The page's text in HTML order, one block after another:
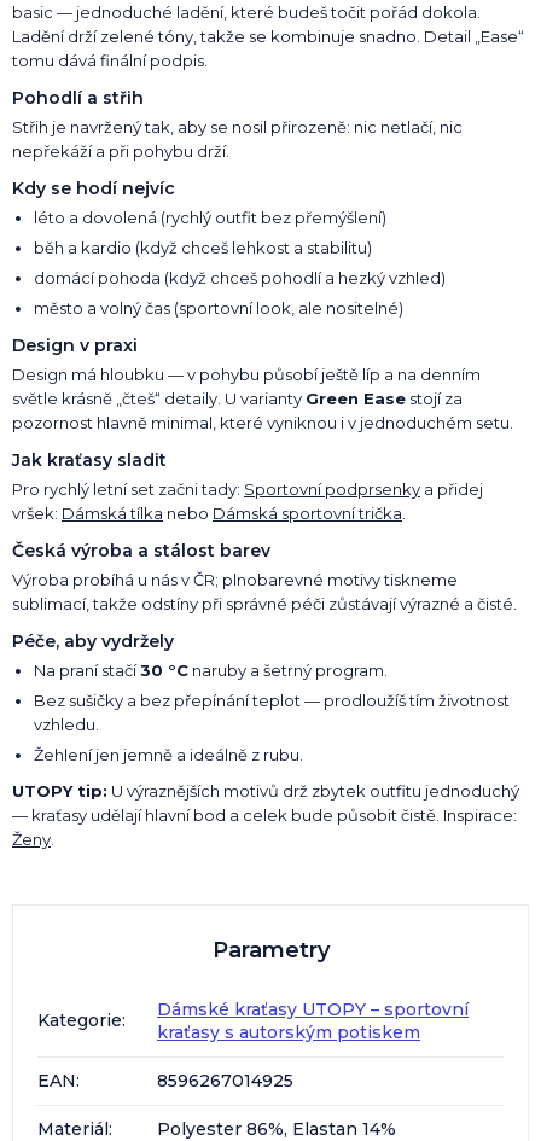
basic — jednoduché ladění, které budeš točit pořád dokola.
Ladění drží zelené tóny, takže se kombinuje snadno. Detail „Ease“
tomu dává finální podpis.
Pohodlí a střih
Střih je navržený tak, aby se nosil přirozeně: nic netlačí, nic
nepřekáží a při pohybu drží.
Kdy se hodí nejvíc
léto a dovolená (rychlý outfit bez přemýšlení)
běh a kardio (když chceš lehkost a stabilitu)
domácí pohoda (když chceš pohodlí a hezký vzhled)
město a volný čas (sportovní look, ale nositelné)
Design v praxi
Design má hloubku — v pohybu působí ještě líp a na denním
světle krásně „čteš“ detaily. U varianty Green Ease stojí za
pozornost hlavně minimal, které vyniknou i v jednoduchém setu.
Jak kraťasy sladit
Pro rychlý letní set začni tady: Sportovní podprsenky a přidej
vršek: Dámská tílka nebo Dámská sportovní trička
Česká výroba a stálost barev
Výroba probíhá u nás v ČR; plnobarevné motivy tiskneme
sublimací, takže odstíny při správné péči zůstávají výrazné a čisté.
Péče, aby vydržely
Na praní stačí30 °C naruby a šetrný program.
Bez sušičky a bez přepínání teplot — prodloužíš tím životnost
vzhledu.
Žehlení jen jemně a ideálně z rubu.
UTOPY tip: U výraznějších motivů drž zbytek outfitu jednoduchý
— kraťasy udělají hlavní bod a celek bude působit čistě. Inspirace:
Ženy
Parametry
Kategorie:
Dámské kraťasy UTOPY – sportovní
kraťasy s autorským potiskem
EAN: 8596267014925
Materiál: Polyester 86%, Elastan 14%